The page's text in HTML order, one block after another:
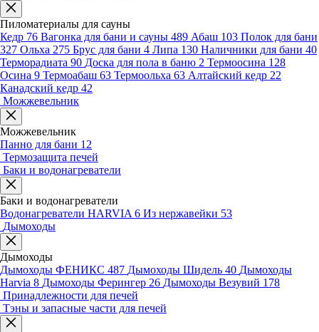
Пиломатериалы для сауны
Кедр 76 Вагонка для бани и сауны 489 Абаш 103 Полок для бани
327 Ольха 275 Брус для бани 4 Липа 130 Наличники для бани 40
Терморадиата 90 Доска для пола в баню 2 Термоосина 128
Осина 9 Термоабаш 63 Термоольха 63 Алтайский кедр 22
Канадский кедр 42
Можжевельник
Можжевельник
Панно для бани 12
Термозащита печей
Баки и водонагреватели
Баки и водонагреватели
Водонагреватели HARVIA 6 Из нержавейки 53
Дымоходы
Дымоходы
Дымоходы ФЕНИКС 487 Дымоходы Шидель 40 Дымоходы
Harvia 8 Дымоходы Ферингер 26 Дымоходы Везувий 178
Принадлежности для печей
Тэны и запасные части для печей